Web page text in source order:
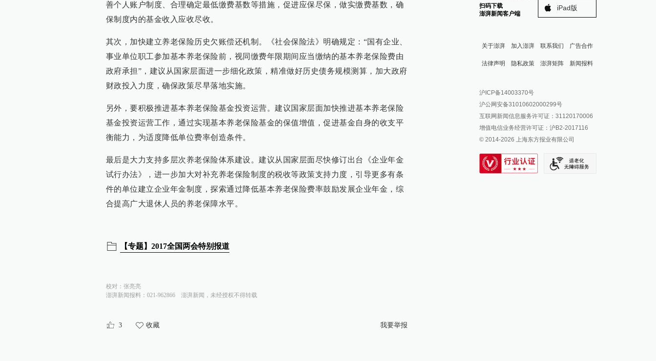
善个人账户制度、合理确定最低缴费基数等措施，促进应保尽保，做实缴费基数，确
保制度内的基金收入应收尽收。
其次，加快建立养老保险历史欠账偿还机制。《社会保险法》明确规定：“国有企业、
事业单位职工参加基本养老保险前，视同缴费年限期间应当缴纳的基本养老保险费由
政府承担”，建议从国家层面进一步细化政策，精准做好历史债务规模测算，加大政府
财政投入力度，确保政策尽早落地实施。
另外，要积极推进基本养老保险基金投资运营。建议国家层面加快推进基本养老保险
基金投资运营工作，通过实现基本养老保险基金的保值增值，促进基金自身的收支平
衡能力，为适度降低单位费率创造条件。
最后是大力支持多层次养老保险体系建设。建议从国家层面尽快修订出台《企业年金
试行办法》，进一步加大对补充养老保险制度的税收等政策支持力度，引导更多有条
件的单位建立企业年金制度，探索通过降低基本养老保险费率鼓励发展企业年金，综
合提高广大退休人员的养老保障水平。
【专题】2017全国两会特别报道
校对： 张亮亮
澎湃新闻报料：021-962866
澎湃新闻，未经授权不得转载
3 收藏 我要举报
扫码下载
澎湃新闻客户端
iPad版
关于澎湃 加入澎湃 联系我们 广告合作
法律声明 隐私政策 澎湃矩阵
澎湃新闻公众号
澎湃新闻抖音号
派生万物开放平台
IP SHANGHAI
SIXTH TONE
新闻报料
报料邮箱: news@thepaper.cn
沪ICP备14003370号
沪公网安备31010602000299号
互联网新闻信息服务许可证：31120170006
增值电信业务经营许可证：沪B2-2017116
© 2014-2026 上海东方报业有限公司